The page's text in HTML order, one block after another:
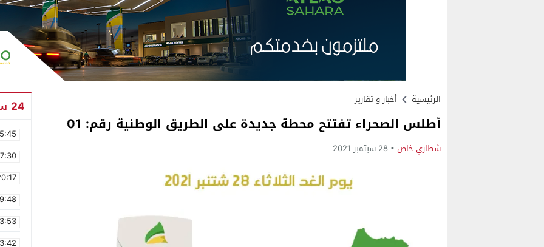
الرئيسية أخبار و تقارير
أطلس الصحراء تفتتح محطة جديدة على الطريق الوطنية رقم: 01
شطاري خاص 28 سبتمبر 2021
24 ساعة